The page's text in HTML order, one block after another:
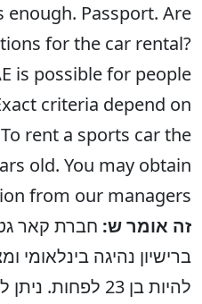
enough. Passport. Are
for the car rental?
is possible for people
criteria depend on
rent a sports car the
old. You may obtain
from our managers.
זה אומר ש: חברת קאר
ברישיון נהיגה בינלאומי
להיות בן 23